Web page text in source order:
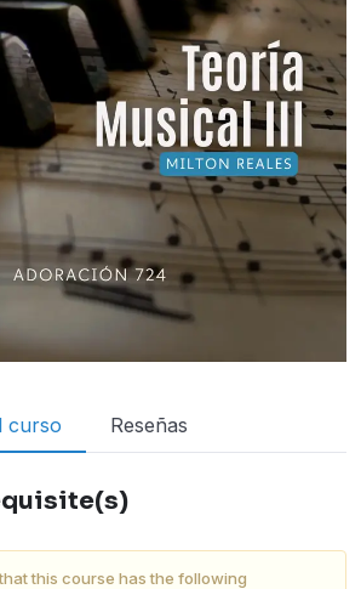
curso Reseñas
this course has the following